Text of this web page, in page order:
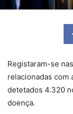
Registaram-se
relacionadas com
detetados 4.320
doença.